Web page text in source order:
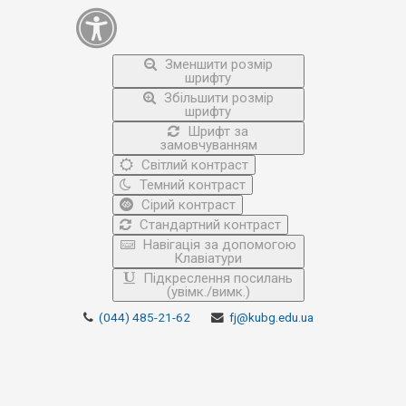
Зменшити розмір
шрифту
Збільшити розмір
шрифту
Шрифт за
замовчуванням
Світлий контраст
Темний контраст
Сірий контраст
Стандартний контраст
Навігація за допомогою
Клавіатури
Підкреслення посилань
(увімк./вимк.)
(044) 485-21-62 fj@kubg.edu.ua